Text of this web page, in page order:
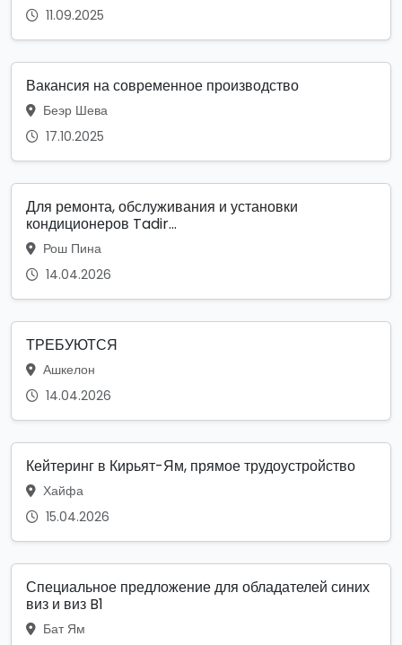
11.09.2025
Вакансия на современное производство
Беэр Шева
17.10.2025
Для ремонта, обслуживания и установки
кондиционеров Tadir...
Рош Пина
14.04.2026
ТРЕБУЮТСЯ
Ашкелон
14.04.2026
Кейтеринг в Кирьят-Ям, прямое трудоустройство
Хайфа
15.04.2026
Специальное предложение для обладателей синих
виз и виз B1
Бат Ям